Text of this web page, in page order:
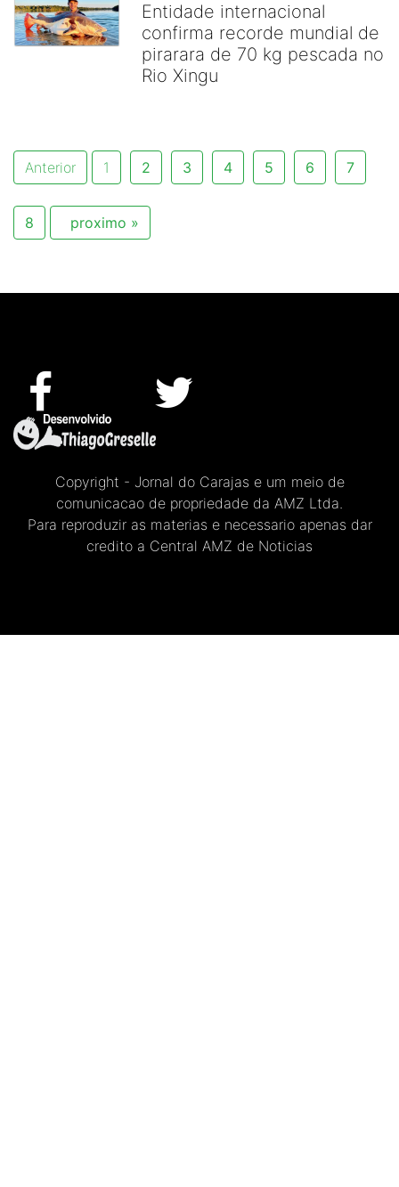
Entidade internacional
confirma recorde mundial de
pirarara de 70 kg pescada no
Rio Xingu
Anterior 1 2 3 4 5 6 7
8 proximo »
Copyright - Jornal do Carajas e um meio de
comunicacao de propriedade da AMZ Ltda.
Para reproduzir as materias e necessario apenas dar
credito a Central AMZ de Noticias